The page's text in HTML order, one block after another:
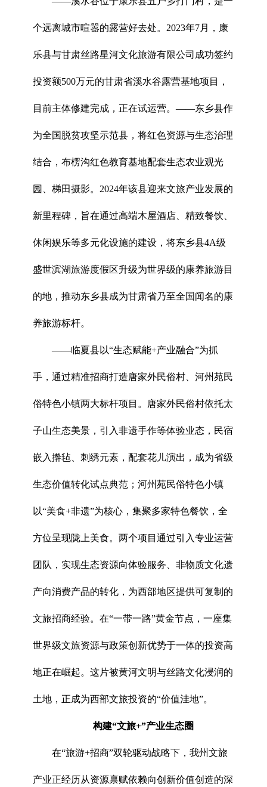
个远离城市喧嚣的露营好去处。2023年7月，康
乐县与甘肃丝路星河文化旅游有限公司成功签约
投资额500万元的甘肃省溪水谷露营基地项目，
目前主体修建完成，正在试运营。——东乡县作
为全国脱贫攻坚示范县，将红色资源与生态治理
结合，布楞沟红色教育基地配套生态农业观光
园、梯田摄影。2024年该县迎来文旅产业发展的
新里程碑，旨在通过高端木屋酒店、精致餐饮、
休闲娱乐等多元化设施的建设，将东乡县4A级
盛世滨湖旅游度假区升级为世界级的康养旅游目
的地，推动东乡县成为甘肃省乃至全国闻名的康
养旅游标杆。
——临夏县以“生态赋能+产业融合”为抓
手，通过精准招商打造唐家外民俗村、河州苑民
俗特色小镇两大标杆项目。唐家外民俗村依托太
子山生态美景，引入非遗手作等体验业态，民宿
嵌入擀毡、刺绣元素，配套花儿演出，成为省级
生态价值转化试点典范；河州苑民俗特色小镇
以“美食+非遗”为核心，集聚多家特色餐饮，全
方位呈现陇上美食。两个项目通过引入专业运营
团队，实现生态资源向体验服务、非物质文化遗
产向消费产品的转化，为西部地区提供可复制的
文旅招商经验。在“一带一路”黄金节点，一座集
世界级文旅资源与政策创新优势于一体的投资高
地正在崛起。这片被黄河文明与丝路文化浸润的
土地，正成为西部文旅投资的“价值洼地”。
构建“文旅+”产业生态圈
在“旅游+招商”双轮驱动战略下，我州文旅
产业正经历从资源禀赋依赖向创新价值创造的深